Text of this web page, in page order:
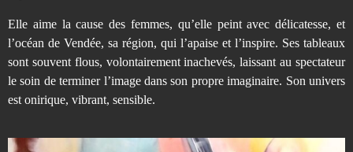
Elle aime la cause des femmes, qu’elle peint avec délicatesse, et
l’océan de Vendée, sa région, qui l’apaise et l’inspire. Ses tableaux
sont souvent flous, volontairement inachevés, laissant au spectateur
le soin de terminer l’image dans son propre imaginaire. Son univers
est onirique, vibrant, sensible.